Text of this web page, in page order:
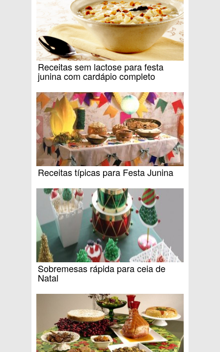
Receitas sem lactose para festa
junina com cardápio completo
Receitas típicas para Festa Junina
Sobremesas rápida para ceia de
Natal